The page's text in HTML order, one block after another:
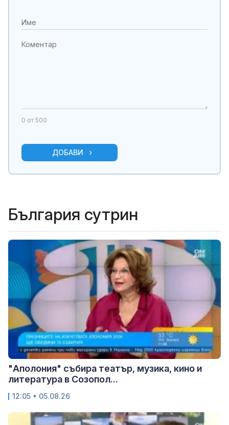
0 от 500
ДОБАВИ
България сутрин
"Аполония" събира театър, музика, кино и
литература в Созопол...
12:05 • 05.08.26